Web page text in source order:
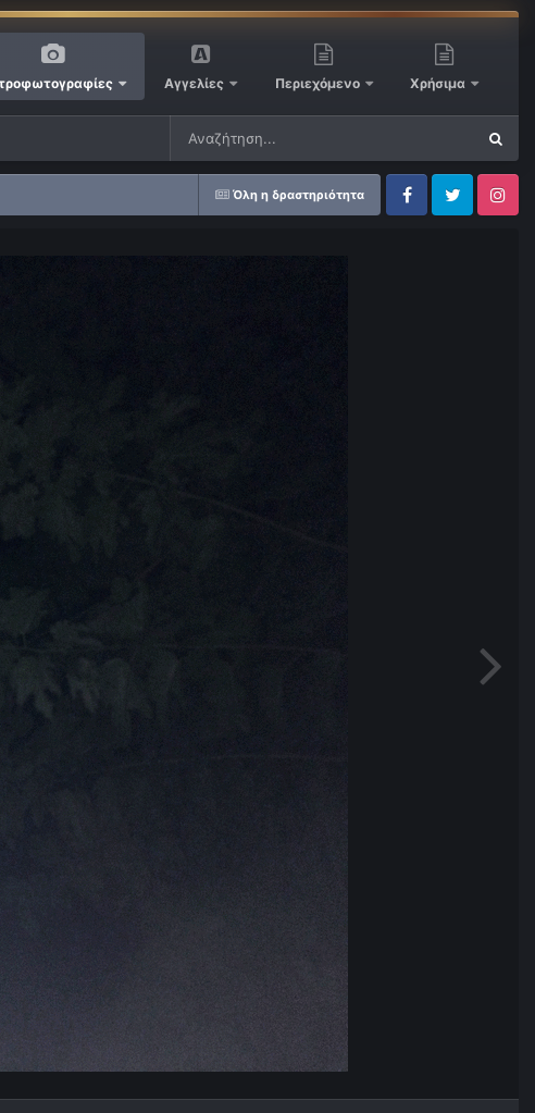
Αγγελίες Περιεχόμενο Χρήσιμα
Όλη η δραστηριότητα
FacebookTwitter Instagram